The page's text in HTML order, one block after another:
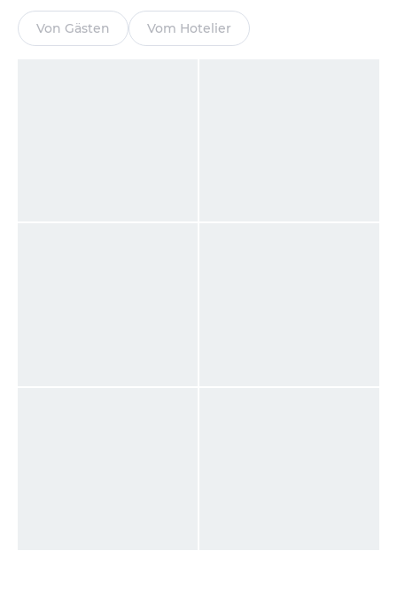
Von Gästen Vom Hotelier